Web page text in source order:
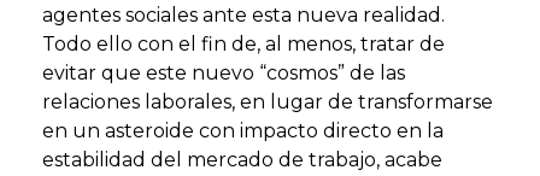
agentes sociales ante esta nueva realidad.
Todo ello con el fin de, al menos, tratar de
evitar que este nuevo “cosmos” de las
relaciones laborales, en lugar de transformarse
en un asteroide con impacto directo en la
estabilidad del mercado de trabajo, acabe